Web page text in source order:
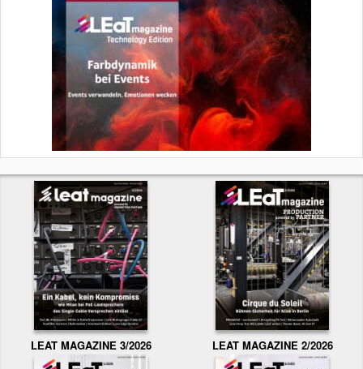
LEAT MAGAZINE 3/2026 LEAT MAGAZINE 2/2026